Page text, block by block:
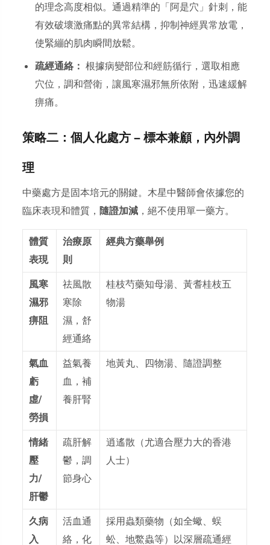
的理念高度相似。通過精準的「阿是穴」針刺，能
有效破壞激痛點的異常結構，抑制神經異常放電，
使緊繃的肌肉瞬間放鬆。
疏經通絡： 根據病變部位和經筋循行，選取相應
穴位，調和營衛，讓風寒濕邪無所依附，迅速緩解
痹痛。
策略二：個人化處方 — 標本兼顧，內外調
理
中藥處方是固本培元的關鍵。木星中醫師會依據您的
臨床表現和體質， 隨證加減 ，絕不使用單一藥方。
體質
表現
治療原
則
經典方藥舉例
風寒
濕邪
痹阻
祛風散
寒除
濕，舒
經通絡
桂枝芍藥知母湯、黃耆桂枝五
物湯
氣血
虧
虛/
勞損
益氣養
血，補
養肝腎
地黃丸、四物湯、隨證調整
情緒
壓
力/
肝鬱
疏肝解
鬱，調
節身心
逍遙散（尤適合壓力大的香港
人士）
久病
入
活血通
絡，化
採用蟲類藥物（如全蠍、蜈
蚣、地鱉蟲等）以深層疏通經